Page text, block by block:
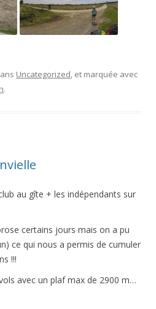
Uncategorized, et marquée avec
.
au gîte + les indépendants sur
certains jours mais on a pu
ce qui nous a permis de cumuler
!!!
avec un plaf max de 2900 m…